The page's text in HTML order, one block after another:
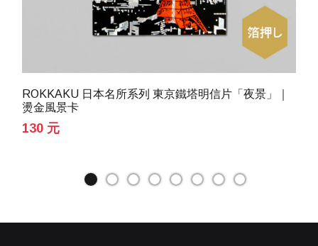
ROKKAKU 日本名所系列 東京鐵塔明信片「夜景」｜
燙金風景卡
130 元